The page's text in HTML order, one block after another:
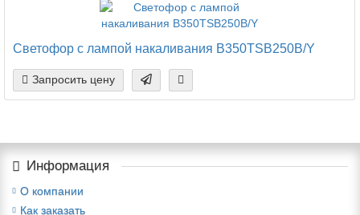
Светофор c лампой накаливания B350TSB250B/Y
Запросить цену
Информация
О компании
Как заказать